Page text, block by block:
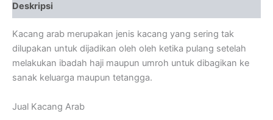
Deskripsi
Kacang arab merupakan jenis kacang yang sering tak
dilupakan untuk dijadikan oleh oleh ketika pulang setelah
melakukan ibadah haji maupun umroh untuk dibagikan ke
sanak keluarga maupun tetangga.
Jual Kacang Arab